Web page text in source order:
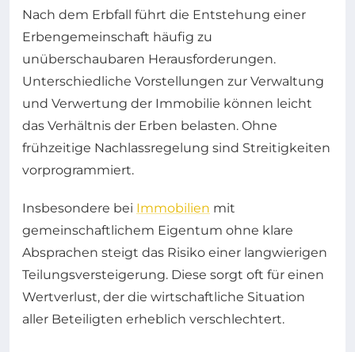
Nach dem Erbfall führt die Entstehung einer
Erbengemeinschaft häufig zu
unüberschaubaren Herausforderungen.
Unterschiedliche Vorstellungen zur Verwaltung
und Verwertung der Immobilie können leicht
das Verhältnis der Erben belasten. Ohne
frühzeitige Nachlassregelung sind Streitigkeiten
vorprogrammiert.
Insbesondere bei Immobilien mit
gemeinschaftlichem Eigentum ohne klare
Absprachen steigt das Risiko einer langwierigen
Teilungsversteigerung. Diese sorgt oft für einen
Wertverlust, der die wirtschaftliche Situation
aller Beteiligten erheblich verschlechtert.